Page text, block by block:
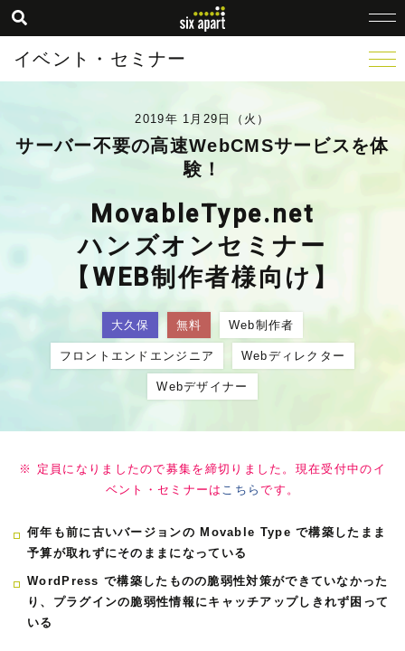
イベント・セミナー
2019年 1月29日（火）
サーバー不要の高速WebCMSサービスを体
験！
MovableType.net
ハンズオンセミナー
【WEB制作者様向け】
大久保 無料 Web制作者
フロントエンドエンジニア Webディレクター
Webデザイナー
※ 定員になりましたので募集を締切りました。現在受付中のイ
ベント・セミナーは こちらです。
何年も前に古いバージョンの Movable Type で構築したまま
予算が取れずにそのままになっている
WordPress で構築したものの脆弱性対策ができていなかった
り、プラグインの脆弱性情報にキャッチアップしきれず困って
いる